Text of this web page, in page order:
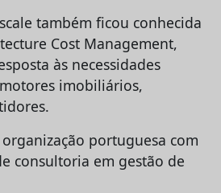
também ficou conhecida
Cost Management,
às necessidades
imobiliários,
portuguesa com
consultoria em gestão de